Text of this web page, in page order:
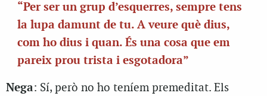
“Per ser un grup d’esquerres, sempre tens
la lupa damunt de tu. A veure què dius,
com ho dius i quan. És una cosa que em
pareix prou trista i esgotadora”
Nega: Sí, però no ho teníem premeditat. Els